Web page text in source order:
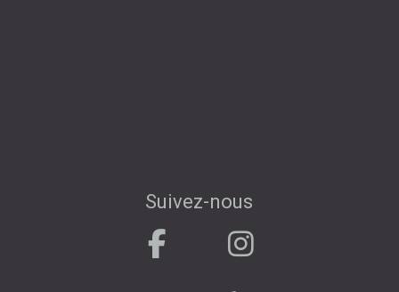
Suivez-nous